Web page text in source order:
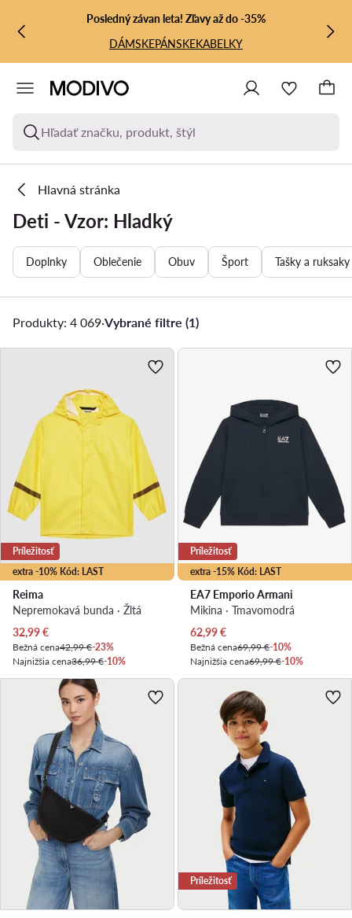
PREJSŤ NA HLAVNÝ OBSAH
PREJSŤ NA VYHĽADÁVANIE
Posledný závan leta! Zľavy až do -35%
DÁMSKEPÁNSKEKABELKY
Hľadať značku, produkt, štýl
Hlavná stránka
Deti - Vzor: Hladký
Doplnky Oblečenie Obuv Šport Tašky a ruksaky
Produkty: 4 069·Vybrané filtre (1)
extra -10% Kód: LAST
Príležitosť
Reima
Nepremokavá bunda · Žltá
Aktuálna cena
32,99€
Bežná cena42,99 €-23%
Najnižšia cena36,99 €-10%
extra -15% Kód: LAST
Príležitosť
EA7 Emporio Armani
Mikina · Tmavomodrá
Aktuálna cena
62,99€
Bežná cena69,99 €-10%
Najnižšia cena69,99 €-10%
Príležitosť